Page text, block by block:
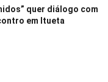
quer diálogo com
em Itueta